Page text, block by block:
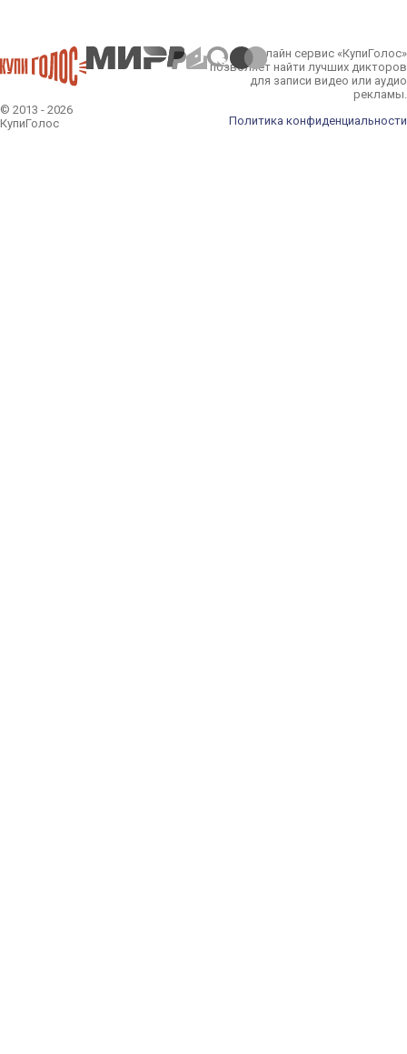
© 2013 - 2026
КупиГолос
Онлайн сервис «КупиГолос»
позволяет найти лучших дикторов
для записи видео или аудио
рекламы.
Политика конфиденциальности